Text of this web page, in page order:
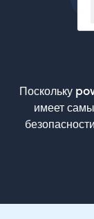
Поскольку
имеет